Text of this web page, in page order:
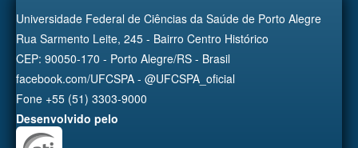
Universidade Federal de Ciências da Saúde de Porto Alegre
Rua Sarmento Leite, 245 - Bairro Centro Histórico
CEP: 90050-170 - Porto Alegre/RS - Brasil
facebook.com/UFCSPA - @UFCSPA_oficial
Fone +55 (51) 3303-9000
Desenvolvido pelo